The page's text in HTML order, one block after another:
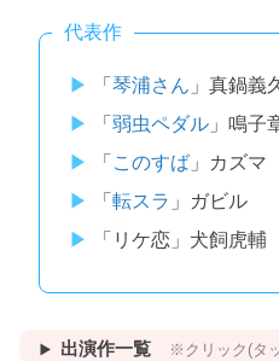
代表作
「 琴浦さん 」真鍋義
「 弱虫ペダル」鳴子
「 このすば」カズマ
「 転スラ 」ガビル
「リケ恋」犬飼虎輔
出演作一覧 ※クリック(タ